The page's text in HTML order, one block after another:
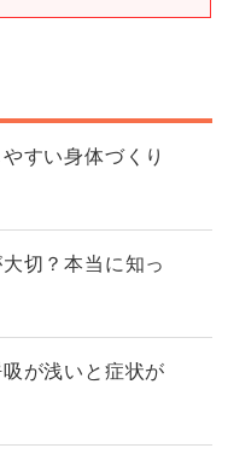
すい身体づくり
切？本当に知っ
が浅いと症状が